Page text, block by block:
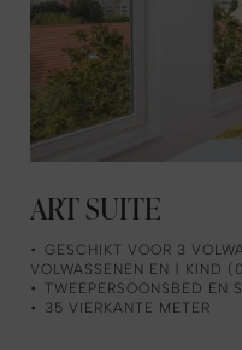
ART SUITE
GESCHIKT VOOR 3
VOLWASSENEN EN 1 KIND
TWEEPERSOONSBED EN
35 VIERKANTE METER